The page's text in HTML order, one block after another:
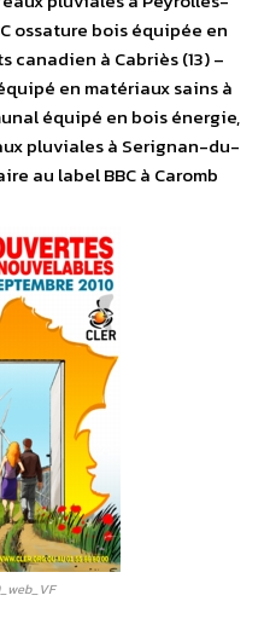
ossature bois équipée en
canadien à Cabriès (13) –
en matériaux sains à
équipé en bois énergie,
pluviales à Serignan-du-
au label BBC à Caromb